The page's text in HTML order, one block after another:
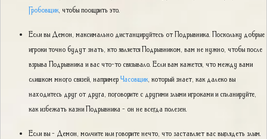
Гробовщик , чтобы поощрить это.
Если вы Демон, максимально дистанцируйтесь от Подрывника. Поскольку добрые
игроки точно будут знать, кто является Подрывником, вам не нужно, чтобы после
взрыва Подрывника и вас что-то связывало. Если вам кажется, что между вами
слишком много связей, напримерЧасовщик , который знает, как далеко вы
находитесь друг от друга, поговорите с другими злыми игроками и спланируйте,
как избежать казни Подрывника - он не всегда полезен.
Если вы - Демон, молчите или говорите нечто, что заставляет вас выглядеть злым.